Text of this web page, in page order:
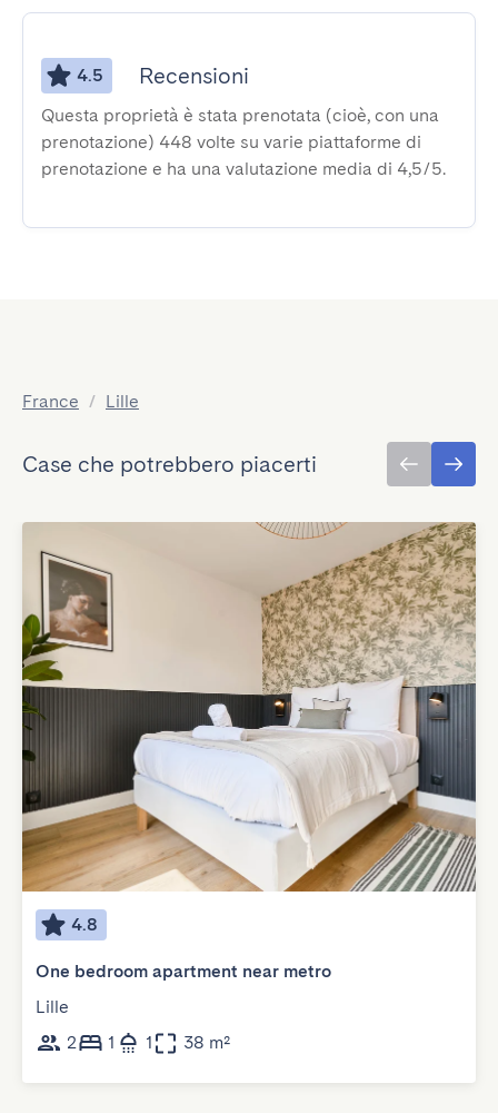
4.5 Recensioni
Questa proprietà è stata prenotata (cioè, con una
prenotazione) 448 volte su varie piattaforme di
prenotazione e ha una valutazione media di 4,5/5.
France / Lille
Case che potrebbero piacerti
4.8
One bedroom apartment near metro
Lille
2
1 1 38 m²